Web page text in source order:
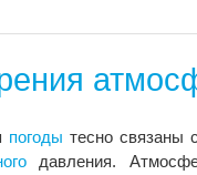
погоды тесно связаны
давления.